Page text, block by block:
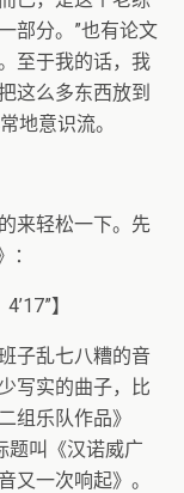
部分。”也有论文
至于我的话，我
这么多东西放到
地意识流。
来轻松一下。先
：
】
子乱七八糟的音
写实的曲子，比
组乐队作品》
题叫《汉诺威广
又一次响起》。